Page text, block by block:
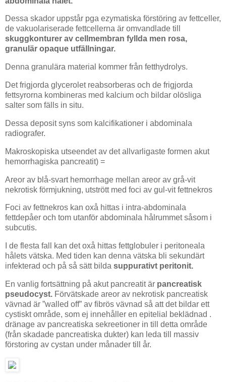
Dessa skador uppstår pga ezymatiska förstöring av fettceller,
de vakuolariserade fettcellerna är omvandlade till
skuggkonturer av cellmembran fyllda men rosa,
granulär opaque utfällningar.
Denna granulära material kommer från fetthydrolys.
Det frigjorda glycerolet reabsorberas och de frigjorda
fettsyrorna kombineras med kalcium och bildar olösliga
salter som fälls in situ.
Dessa deposit syns som kalcifikationer i abdominala
radiografer.
Makroskopiska utseendet av det allvarligaste formen akut
hemorrhagiska pancreatit) =
Areor av blå-svart hemorrhage mellan areor av grå-vit
nekrotisk förmjukning, utstrött med foci av gul-vit fettnekros
Foci av fettnekros kan oxå hittas i intra-abdominala
fettdepåer och tom utanför abdominala hålrummet såsom i
subcutis.
I de flesta fall kan det oxå hittas fettglobuler i peritoneala
hålets vätska. Med tiden kan denna vätska bli sekundärt
infekterad och på så sätt bilda suppurativt peritonit.
En vanlig fortsättning på akut pancreatit är pancreatisk
pseudocyst. Förvätskade areor av nekrotisk pancreatisk
vävnad är ”walled off” av fibrös vävnad så att det bildar ett
cystiskt område, som ej innehåller en epitelial beklädnad .
dränage av pancreatiska sekreetioner in till detta område
(från skadade pancreatiska dukter) kan leda till massiv
förstoring av cystan under månader till år.